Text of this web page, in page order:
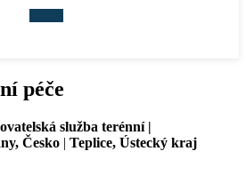
péče
služba terénní |
Česko | Teplice, Ústecký kraj